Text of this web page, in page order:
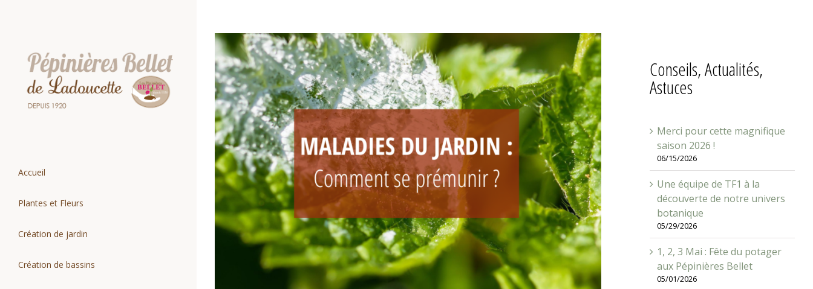
Accueil
Plantes et Fleurs
Création de jardin
Création de bassins
Voir
l'image
agrandie
Conseils, Actualités,
Astuces
Merci pour cette magnifique
saison 2026 !
06/15/2026
Une équipe de TF1 à la
découverte de notre univers
botanique
05/29/2026
1, 2, 3 Mai : Fête du potager
aux Pépinières Bellet
05/01/2026